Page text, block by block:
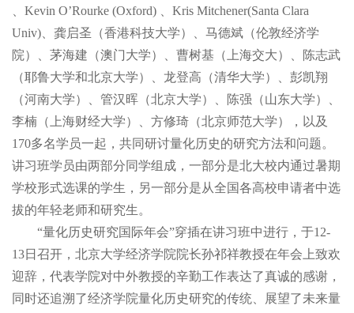
、Kevin O’Rourke (Oxford) 、Kris Mitchener(Santa Clara
Univ)、龚启圣（香港科技大学）、马德斌（伦敦经济学
院）、茅海建（澳门大学）、曹树基（上海交大）、陈志武
（耶鲁大学和北京大学）、龙登高（清华大学）、彭凯翔
（河南大学）、管汉晖（北京大学）、陈强（山东大学）、
李楠（上海财经大学）、方修琦（北京师范大学），以及
170多名学员一起，共同研讨量化历史的研究方法和问题。
讲习班学员由两部分同学组成，一部分是北大校内通过暑期
学校形式选课的学生，另一部分是从全国各高校申请者中选
拔的年轻老师和研究生。
“量化历史研究国际年会”穿插在讲习班中进行，于12-
13日召开，北京大学经济学院院长孙祁祥教授在年会上致欢
迎辞，代表学院对中外教授的辛勤工作表达了真诚的感谢，
同时还追溯了经济学院量化历史研究的传统、展望了未来量